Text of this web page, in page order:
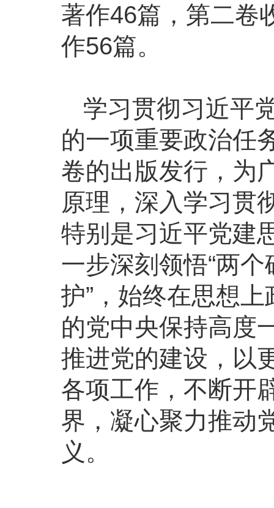
著作46篇，第二卷
作56篇。
学习贯彻习近平
的一项重要政治任
卷的出版发行，为
原理，深入学习贯
特别是习近平党建
一步深刻领悟“两
护”，始终在思想
的党中央保持高度
推进党的建设，以
各项工作，不断开
界，凝心聚力推动
义。